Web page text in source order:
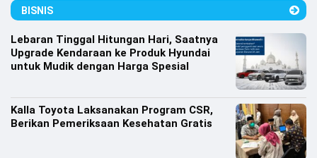
Olahraga
Bola
BISNIS
Lebaran Tinggal Hitungan Hari, Saatnya
Upgrade Kendaraan ke Produk Hyundai
untuk Mudik dengan Harga Spesial
Kalla Toyota Laksanakan Program CSR,
Berikan Pemeriksaan Kesehatan Gratis